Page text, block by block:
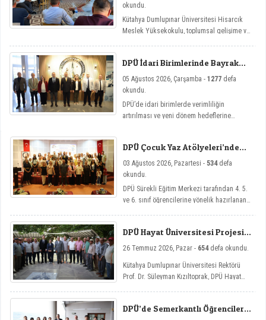
okundu.
Kütahya Dumlupınar Üniversitesi Hisarcık
Meslek Yüksekokulu, toplumsal gelişime ve
Sohbetler etkinlik serisi kapsamında dört
önemli söyleşiye imza attı.
DPÜ İdari Birimlerinde Bayrak
05 Ağustos 2026, Çarşamba - 1277 defa
okundu.
DPÜ’de idari birimlerde verimliliğin
artırılması ve yeni dönem hedeflerine
DPÜ Çocuk Yaz Atölyeleri’nde
03 Ağustos 2026, Pazartesi - 534defa
okundu.
DPÜ Sürekli Eğitim Merkezi tarafından 4. 5.
ve 6. sınıf öğrencilerine yönelik hazırlanan
değerlendirmelerini amaçlayan DPÜ Çocuk
Yaz Atölyeleri programı, düzenlenen açılış
DPÜ Hayat Üniversitesi Projesi
26 Temmuz 2026, Pazar - 654defa okundu.
Kütahya Dumlupınar Üniversitesi Rektörü
Prof. Dr. Süleyman Kızıltoprak, DPÜ Hayat
katılarak vatandaşlarla buluştu.
DPÜ’de Semerkantlı Öğrencilere